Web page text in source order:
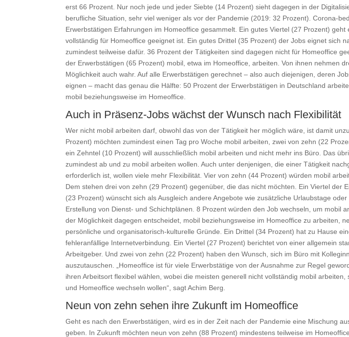
erst 66 Prozent. Nur noch jede und jeder Siebte (14 Prozent) sieht dagegen in der
berufliche Situation, sehr viel weniger als vor der Pandemie (2019: 32 Prozent). Corona-
Erwerbstätigen Erfahrungen im Homeoffice gesammelt. Ein gutes Viertel (27 Prozent) geht
vollständig für Homeoffice geeignet ist. Ein gutes Drittel (35 Prozent) der Jobs eignet sich
zumindest teilweise dafür. 36 Prozent der Tätigkeiten sind dagegen nicht für Homeoffice
der Erwerbstätigen (65 Prozent) mobil, etwa im Homeoffice, arbeiten. Von ihnen nehmen
Möglichkeit auch wahr. Auf alle Erwerbstätigen gerechnet – also auch diejenigen, deren
eignen – macht das genau die Hälfte: 50 Prozent der Erwerbstätigen in Deutschland
mobil beziehungsweise im Homeoffice.
Auch in Präsenz-Jobs wächst der Wunsch nach Flexibilität
Wer nicht mobil arbeiten darf, obwohl das von der Tätigkeit her möglich wäre, ist damit
Prozent) möchten zumindest einen Tag pro Woche mobil arbeiten, zwei von zehn (22
ein Zehntel (10 Prozent) will ausschließlich mobil arbeiten und nicht mehr ins Büro. Das
zumindest ab und zu mobil arbeiten wollen. Auch unter denjenigen, die einer Tätigkeit
erforderlich ist, wollen viele mehr Flexibilität. Vier von zehn (44 Prozent) würden mobil
Dem stehen drei von zehn (29 Prozent) gegenüber, die das nicht möchten. Ein Viertel der
(23 Prozent) wünscht sich als Ausgleich andere Angebote wie zusätzliche Urlaubstage
Erstellung von Dienst- und Schichtplänen. 8 Prozent würden den Job wechseln, um mobil
der Möglichkeit dagegen entscheidet, mobil beziehungsweise im Homeoffice zu arbeiten,
persönliche und organisatorisch-kulturelle Gründe. Ein Drittel (34 Prozent) hat zu Hause
fehleranfällige Internetverbindung. Ein Viertel (27 Prozent) berichtet von einer allgemein
Arbeitgeber. Und zwei von zehn (22 Prozent) haben den Wunsch, sich im Büro mit
auszutauschen. „Homeoffice ist für viele Erwerbstätige von der Ausnahme zur Regel
ihren Arbeitsort flexibel wählen, wobei die meisten generell nicht vollständig mobil
und Homeoffice wechseln wollen“, sagt Achim Berg.
Neun von zehn sehen ihre Zukunft im Homeoffice
Geht es nach den Erwerbstätigen, wird es in der Zeit nach der Pandemie eine Mischung
geben. In Zukunft möchten neun von zehn (88 Prozent) mindestens teilweise im